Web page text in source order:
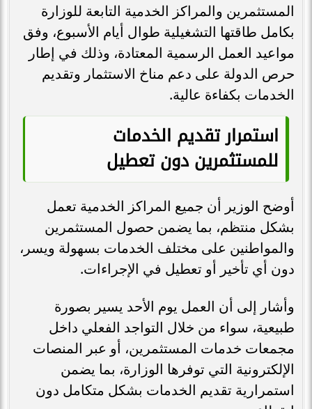
المستثمرين والمراكز الخدمية التابعة للوزارة
بكامل طاقتها التشغيلية طوال أيام الأسبوع، وفق
مواعيد العمل الرسمية المعتادة، وذلك في إطار
حرص الدولة على دعم مناخ الاستثمار وتقديم
الخدمات بكفاءة عالية.
استمرار تقديم الخدمات
للمستثمرين دون تعطيل
أوضح الوزير أن جميع المراكز الخدمية تعمل
بشكل منتظم، بما يضمن حصول المستثمرين
والمواطنين على مختلف الخدمات بسهولة ويسر،
دون أي تأخير أو تعطيل في الإجراءات.
وأشار إلى أن العمل يوم الأحد يسير بصورة
طبيعية، سواء من خلال التواجد الفعلي داخل
مجمعات خدمات المستثمرين، أو عبر المنصات
الإلكترونية التي توفرها الوزارة، بما يضمن
استمرارية تقديم الخدمات بشكل متكامل دون